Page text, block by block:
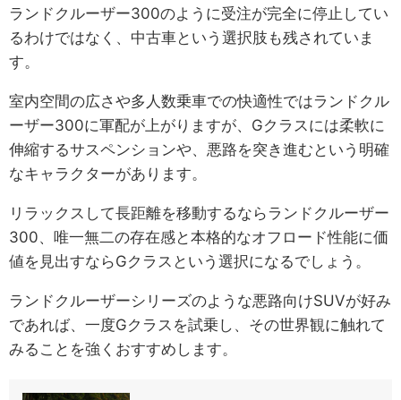
ランドクルーザー300のように受注が完全に停止してい
るわけではなく、中古車という選択肢も残されていま
す。
室内空間の広さや多人数乗車での快適性ではランドクル
ーザー300に軍配が上がりますが、Gクラスには柔軟に
伸縮するサスペンションや、悪路を突き進むという明確
なキャラクターがあります。
リラックスして長距離を移動するならランドクルーザー
300、唯一無二の存在感と本格的なオフロード性能に価
値を見出すならGクラスという選択になるでしょう。
ランドクルーザーシリーズのような悪路向けSUVが好み
であれば、一度Gクラスを試乗し、その世界観に触れて
みることを強くおすすめします。